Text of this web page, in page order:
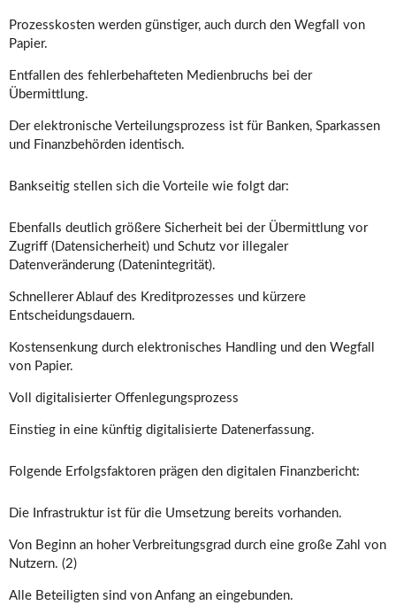
Prozesskosten werden günstiger, auch durch den Wegfall von
Papier.
Entfallen des fehlerbehafteten Medienbruchs bei der
Übermittlung.
Der elektronische Verteilungsprozess ist für Banken, Sparkassen
und Finanzbehörden identisch.
Bankseitig stellen sich die Vorteile wie folgt dar:
Ebenfalls deutlich größere Sicherheit bei der Übermittlung vor
Zugriff (Datensicherheit) und Schutz vor illegaler
Datenveränderung (Datenintegrität).
Schnellerer Ablauf des Kreditprozesses und kürzere
Entscheidungsdauern.
Kostensenkung durch elektronisches Handling und den Wegfall
von Papier.
Voll digitalisierter Offenlegungsprozess
Einstieg in eine künftig digitalisierte Datenerfassung.
Folgende Erfolgsfaktoren prägen den digitalen Finanzbericht:
Die Infrastruktur ist für die Umsetzung bereits vorhanden.
Von Beginn an hoher Verbreitungsgrad durch eine große Zahl von
Nutzern. (2)
Alle Beteiligten sind von Anfang an eingebunden.